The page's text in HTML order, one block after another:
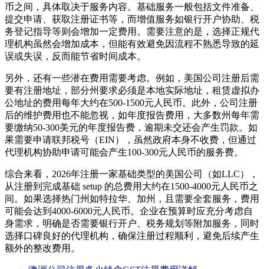
币之间，具体取决于服务内容。基础服务一般包括文件准备、
提交申请、获取注册证书等，而增值服务如银行开户协助、税
务登记指导等则会增加一定费用。需要注意的是，选择正规代
理机构虽然会增加成本，但能有效避免因流程不熟悉导致的延
误或失误，反而能节省时间成本。
另外，还有一些潜在费用需要考虑。例如，美国公司注册后需
要有注册地址，部分州要求必须是本地实际地址，租赁虚拟办
公地址的费用每年大约在500-1500元人民币。此外，公司注册
后的维护费用也不能忽视，如年度报告费用，大多数州每年需
要缴纳50-300美元的年度报告费，逾期未交还会产生罚款。如
果需要申请联邦税号（EIN），虽然政府本身不收费，但通过
代理机构协助申请可能会产生100-300元人民币的服务费。
综合来看，2026年注册一家基础类型的美国公司（如LLC），
从注册到完成基础 setup 的总费用大约在1500-4000元人民币之
间。如果选择热门州如特拉华、加州，且需要全套服务，费用
可能会达到4000-6000元人民币。企业在预算时应充分考虑自
身需求，明确是否需要银行开户、税务规划等附加服务，同时
选择口碑良好的代理机构，确保注册过程顺利，避免后续产生
额外的整改费用。